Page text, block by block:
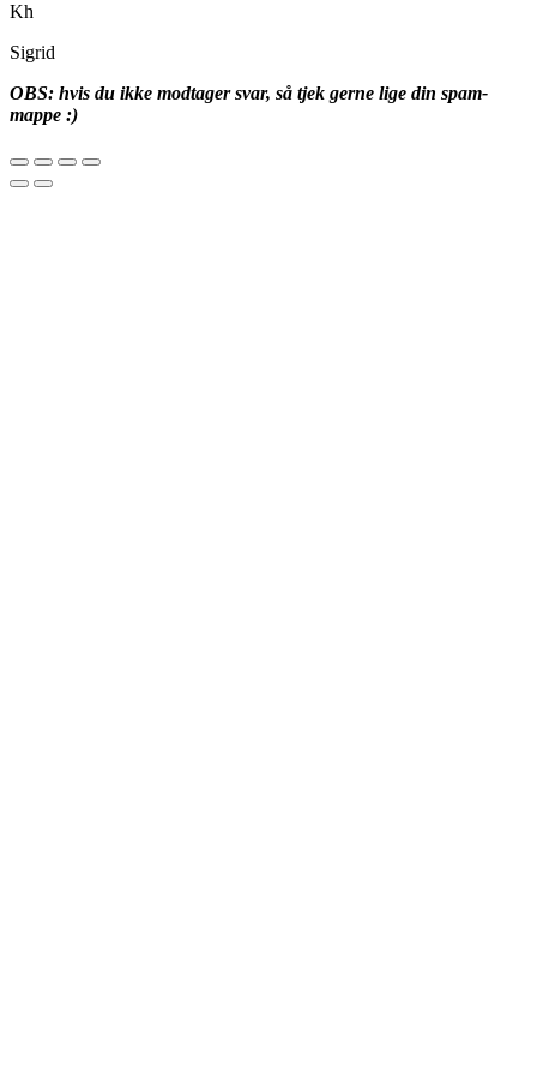
Kh
Sigrid
OBS: hvis du ikke modtager svar, så tjek gerne lige din spam-
mappe :)